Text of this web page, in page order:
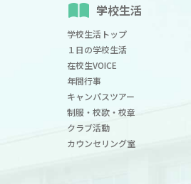
学校生活
学校生活トップ
１日の学校生活
在校生VOICE
年間行事
キャンパスツアー
制服・校歌・校章
クラブ活動
カウンセリング室